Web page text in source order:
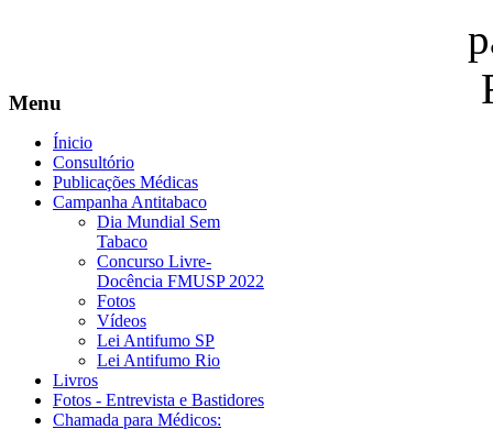
Menu
Ínicio
Consultório
Publicações Médicas
Campanha Antitabaco
Dia Mundial Sem
Tabaco
Concurso Livre-
Docência FMUSP 2022
Fotos
Vídeos
Lei Antifumo SP
Lei Antifumo Rio
Livros
Fotos - Entrevista e Bastidores
Chamada para Médicos: